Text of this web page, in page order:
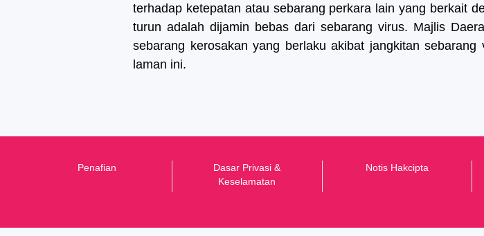
terhadap ketepatan atau sebarang perkara lain yang berkait
turun adalah dijamin bebas dari sebarang virus. Majlis
sebarang kerosakan yang berlaku akibat jangkitan
laman ini.
Penafian
Dasar Privasi &
Keselamatan
Notis Hakcipta